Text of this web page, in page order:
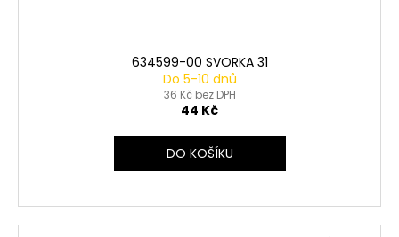
634599-00 SVORKA 31
Do 5-10 dnů
36 Kč bez DPH
44 Kč
DO KOŠÍKU